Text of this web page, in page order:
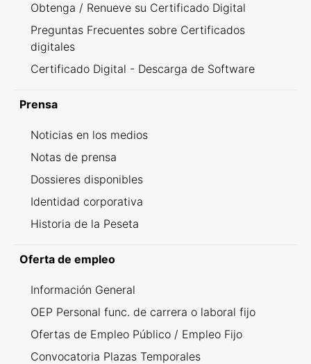
Obtenga / Renueve su Certificado Digital
Preguntas Frecuentes sobre Certificados
digitales
Certificado Digital - Descarga de Software
Prensa
Noticias en los medios
Notas de prensa
Dossieres disponibles
Identidad corporativa
Historia de la Peseta
Oferta de empleo
Información General
OEP Personal func. de carrera o laboral fijo
Ofertas de Empleo Público / Empleo Fijo
Convocatoria Plazas Temporales